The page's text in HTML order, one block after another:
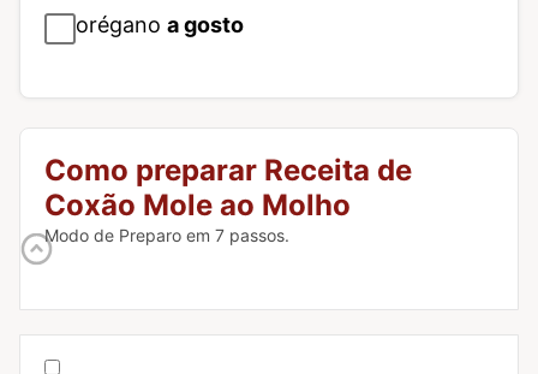
orégano a gosto
Como preparar Receita de
Coxão Mole ao Molho
Modo de Preparo em 7 passos.